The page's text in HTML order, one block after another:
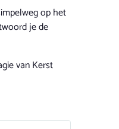
op het
je de
van Kerst